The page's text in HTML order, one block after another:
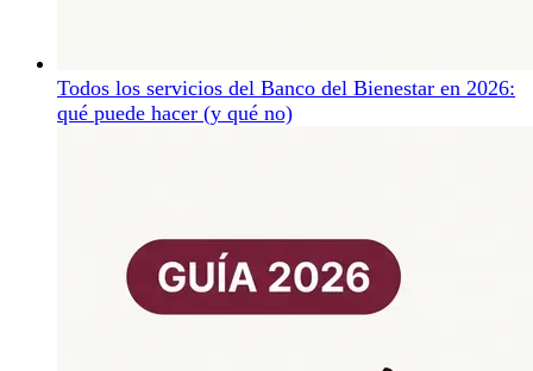
Todos los servicios del Banco del Bienestar en 2026:
qué puede hacer (y qué no)